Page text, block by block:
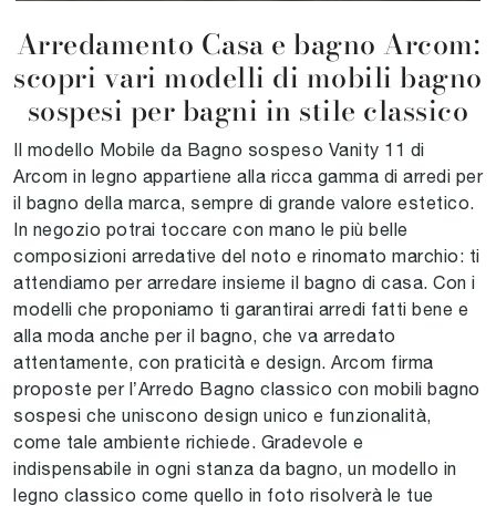
Arredamento Casa e bagno Arcom:
scopri vari modelli di mobili bagno
sospesi per bagni in stile classico
Il modello Mobile da Bagno sospeso Vanity 11 di
Arcom in legno appartiene alla ricca gamma di arredi per
il bagno della marca, sempre di grande valore estetico.
In negozio potrai toccare con mano le più belle
composizioni arredative del noto e rinomato marchio: ti
attendiamo per arredare insieme il bagno di casa. Con i
modelli che proponiamo ti garantirai arredi fatti bene e
alla moda anche per il bagno, che va arredato
attentamente, con praticità e design. Arcom firma
proposte per l’Arredo Bagno classico con mobili bagno
sospesi che uniscono design unico e funzionalità,
come tale ambiente richiede. Gradevole e
indispensabile in ogni stanza da bagno, un modello in
legno classico come quello in foto risolverà le tue